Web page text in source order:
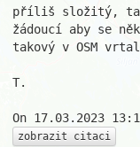
příliš složitý,
žádoucí aby se
takový v OSM
T.
zobrazit citaci